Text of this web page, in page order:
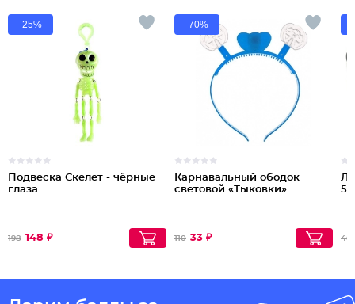
-25%
Подвеска Скелет - чёрные
глаза
198 148 ₽
-70%
Карнавальный ободок
световой «Тыковки»
110 33 ₽